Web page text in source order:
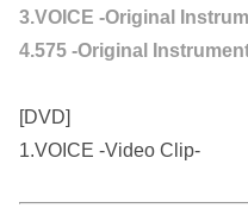
3.VOICE -Original
4.575 -Original
[DVD]
1.VOICE -Video Clip-